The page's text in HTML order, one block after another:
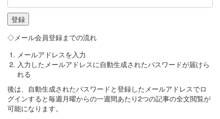
◇メール会員登録までの流れ
メールアドレスを入力
入力したメールアドレスに自動生成されたパスワードが届けら
れる
後は、自動生成されたパスワードと登録したメールアドレスでロ
グインすると毎週月曜からの一週間あたり2つの記事の全文閲覧が
可能になります。